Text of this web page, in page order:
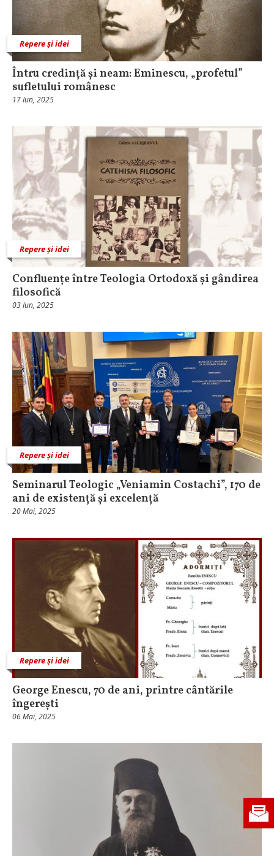
Repere și idei
Întru credință și neam: Eminescu, „profetul”
sufletului românesc
17 Iun, 2025
Repere și idei
Confluențe între Teologia Ortodoxă și gândirea
filosofică
03 Iun, 2025
Repere și idei
Seminarul Teologic „Veniamin Costachi”, 170 de
ani de existență și excelență
20 Mai, 2025
Repere și idei
George Enescu, 70 de ani, printre cântările
îngerești
06 Mai, 2025